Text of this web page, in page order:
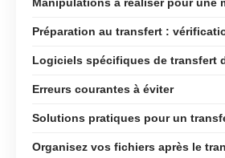
Préparation au transfert :
Logiciels spécifiques de transfert
Erreurs courantes à éviter
Solutions pratiques pour un
Organisez vos fichiers après le